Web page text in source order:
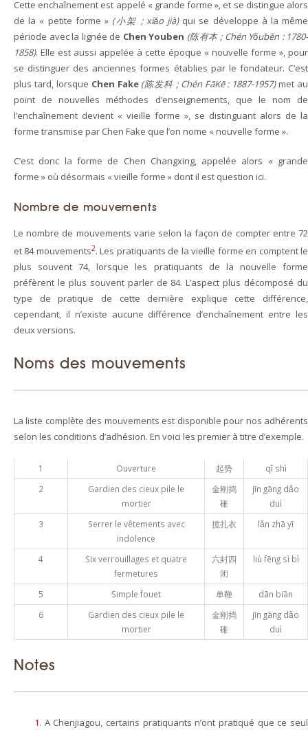
Cette enchaînement est appelé « grande forme », et se distingue alors
de la « petite forme » (小架 ; xiǎo jià)qui se développe à la même
période avec la lignée de Chen Youben (陈有本 ; Chén Yǒuběn : 1780-
1858). Elle est aussi appelée à cette époque « nouvelle forme », pour
se distinguer des anciennes formes établies par le fondateur. C’est
plus tard, lorsque Chen Fake (陈发科 ; Chén FāKē : 1887-1957)met au
point de nouvelles méthodes d’enseignements, que le nom de
l’enchaînement devient « vieille forme », se distinguant alors de la
forme transmise par Chen Fake que l’on nome « nouvelle forme ».
C’est donc la forme de Chen Changxing, appelée alors « grande
forme » où désormais « vieille forme » dont il est question ici.
Nombre de mouvements
Le nombre de mouvements varie selon la façon de compter entre 72
et 84 mouvements2. Les pratiquants de la vieille forme en comptent le
plus souvent 74, lorsque les pratiquants de la nouvelle forme
préfèrent le plus souvent parler de 84. L’aspect plus décomposé du
type de pratique de cette dernière explique cette différence,
cependant, il n’existe aucune différence d’enchaînement entre les
deux versions.
Noms des mouvements
La liste complète des mouvements est disponible pour nos adhérents
selon les conditions d’adhésion. En voici les premier à titre d’exemple.
1 Ouverture 起势
qǐ shì
2
Gardien des cieux pile le
mortier
金刚捣
碓
jīn gāng dǎo
duì
3
Serrer le vêtements avec
indolence
揽扎衣 lǎn zhā yī
4
Six verrouillages et quatre
fermetures
六封四
闭
liù fēng sì bì
5 Simple fouet 单鞭
dān biān
6
Gardien des cieux pile le
mortier
金刚捣
碓
jīn gāng dǎo
duì
Notes
1. A Chenjiagou, certains pratiquants n’ont pratiqué que ce seul